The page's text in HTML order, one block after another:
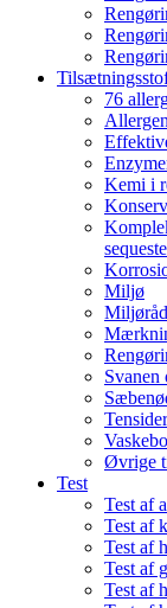
76
Kemi i
Miljø
Svanen
Øvrige
Test
Test af
Test af
Test af
Test af
Test af